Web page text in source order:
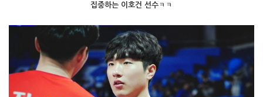
집중하는 이호건 선수ㅋㅋ